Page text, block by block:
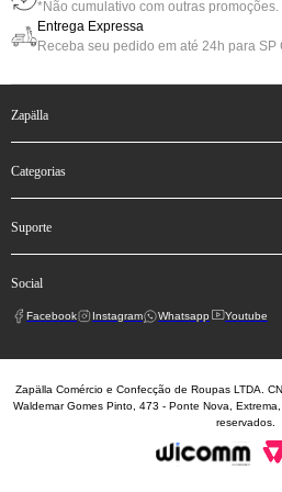
*Não cumulativo com outras promoções.
Entrega Expressa
Receba seu pedido em até 24h para SP
zapälla
categorias
suporte
social
Facebook Instagram Whatsapp Youtube
Zapälla Comércio e Confecção de Roupas LTDA.
Waldemar Gomes Pinto, 473 - Ponte Nova,
reservados.